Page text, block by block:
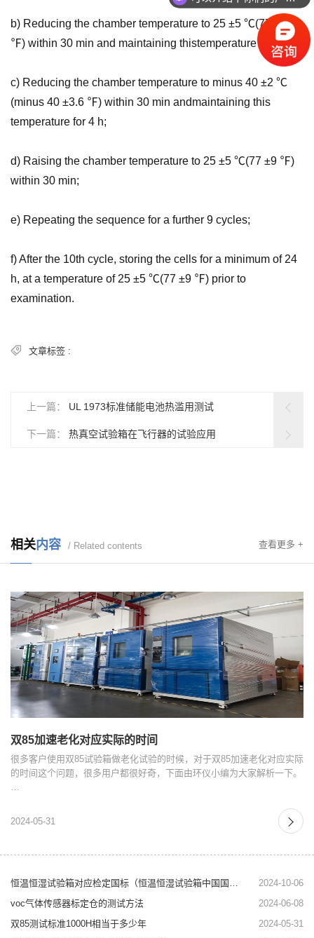
b) Reducing the chamber temperature to 25 ±5 ℃(77 ±9
℉) within 30 min and maintaining thistemperature for 2 h;
c) Reducing the chamber temperature to minus 40 ±2 ℃
(minus 40 ±3.6 ℉) within 30 min andmaintaining this
temperature for 4 h;
d) Raising the chamber temperature to 25 ±5 ℃(77 ±9 ℉)
within 30 min;
e) Repeating the sequence for a further 9 cycles;
f) After the 10th cycle, storing the cells for a minimum of 24
h, at a temperature of 25 ±5 ℃(77 ±9 ℉) prior to
examination.
文章标签 :
上一篇： UL 1973标准储能电池热滥用测试
下一篇： 热真空试验箱在飞行器的试验应用
相关内容 / Related contents 查看更多 +
双85加速老化对应实际的时间
很多客户使用双85试验箱做老化试验的时候，对于双85加速老化对应实际
的时间这个问题，很多用户都很好奇，下面由环仪小编为大家解析一下。
…
2024-05-31
恒温恒湿试验箱对应检定国标（恒温恒湿试验箱中国国标）
2024-10-06
voc气体传感器标定仓的测试方法
2024-06-08
双85测试标准1000H相当于多少年
2024-05-31